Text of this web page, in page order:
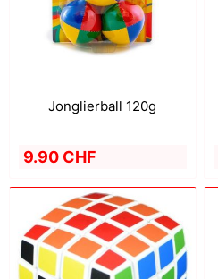
Jonglierball 120g
9.90 CHF